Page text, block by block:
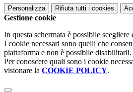
Personalizza Rifiuta tutti i cookies
Gestione cookie
In questa schermata è possibile
I cookie necessari sono quelli che
piattaforma e non è possibile disabilitarli.
Per conoscere quali sono i cookie
visionare la COOKIE POLICY.